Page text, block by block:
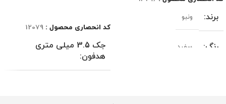
برند ونبو
رنگ سفید
کد انحصاری محصول : 12079
جک 3.5 میلی متری
هدفون